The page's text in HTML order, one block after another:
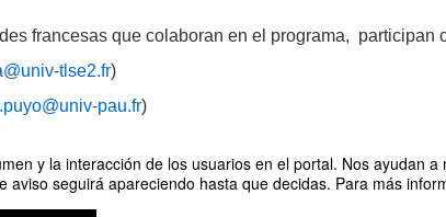
y la interacción de los usuarios en el portal. Nos ayudan
seguirá apareciendo hasta que decidas. Para más
francesas que colaboran en el programa, participan
tlse2.fr)
pau.fr)
Frontera